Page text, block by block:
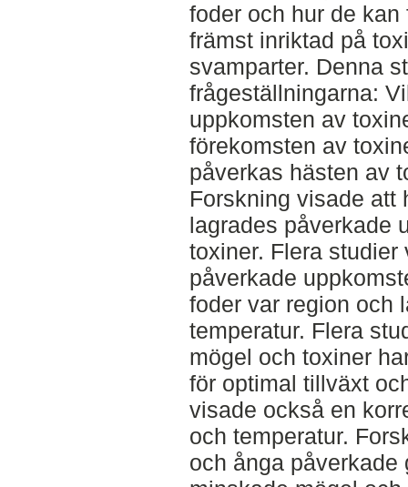
foder och hur de
främst inriktad på
svamparter. Denna
frågeställningarna:
uppkomsten av
förekomsten av
påverkas hästen av
Forskning visade att
lagrades påverkade
toxiner. Flera
påverkade
foder var region och
temperatur. Flera
mögel och toxiner
för optimal tillväxt
visade också en
och temperatur.
och ånga påverkade